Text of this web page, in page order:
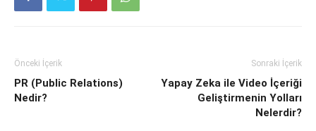
Önceki İçerik
PR (Public Relations)
Nedir?
Sonraki İçerik
Yapay Zeka ile Video İçeriği
Geliştirmenin Yolları
Nelerdir?